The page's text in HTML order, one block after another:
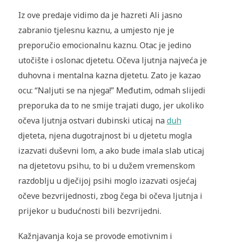
Iz ove predaje vidimo da je hazreti Ali jasno
zabranio tjelesnu kaznu, a umjesto nje je
preporučio emocionalnu kaznu. Otac je jedino
utočište i oslonac djetetu. Očeva ljutnja najveća je
duhovna i mentalna kazna djetetu. Zato je kazao
ocu: “Naljuti se na njega!” Međutim, odmah slijedi
preporuka da to ne smije trajati dugo, jer ukoliko
očeva ljutnja ostvari dubinski uticaj naduh
djeteta, njena dugotrajnost bi u djetetu mogla
izazvati duševni lom, a ako bude imala slab uticaj
na djetetovu psihu, to bi u dužem vremenskom
razdoblju u dječijoj psihi moglo izazvati osjećaj
očeve bezvrijednosti, zbog čega bi očeva ljutnja i
prijekor u budućnosti bili bezvrijedni.
Kažnjavanja koja se provode emotivnim i